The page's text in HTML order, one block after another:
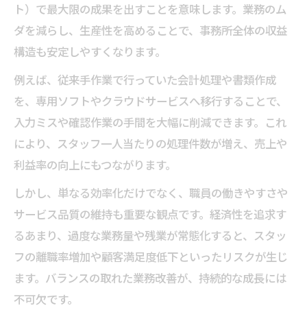
ト）で最大限の成果を出すことを意味します。業務のム
ダを減らし、生産性を高めることで、事務所全体の収益
構造も安定しやすくなります。
例えば、従来手作業で行っていた会計処理や書類作成
を、専用ソフトやクラウドサービスへ移行することで、
入力ミスや確認作業の手間を大幅に削減できます。これ
により、スタッフ一人当たりの処理件数が増え、売上や
利益率の向上にもつながります。
しかし、単なる効率化だけでなく、職員の働きやすさや
サービス品質の維持も重要な観点です。経済性を追求す
るあまり、過度な業務量や残業が常態化すると、スタッ
フの離職率増加や顧客満足度低下といったリスクが生じ
ます。バランスの取れた業務改善が、持続的な成長には
不可欠です。